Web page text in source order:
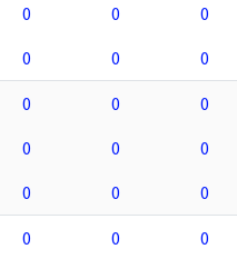
0 0 0
0 0 0
0 0 0
0 0 0
0 0 0
0 0 0